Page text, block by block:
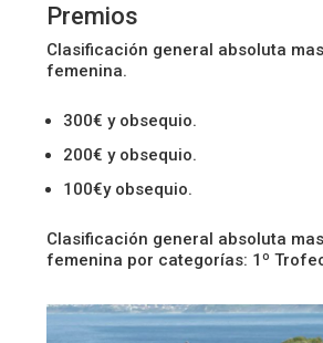
Premios
Clasificación general absoluta
femenina.
300€ y obsequio.
200€ y obsequio.
100€y obsequio.
Clasificación general absoluta
femenina por categorías: 1º